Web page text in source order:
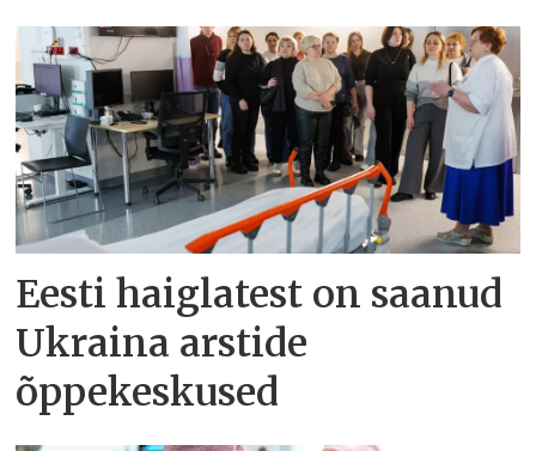
Eesti haiglatest on saanud
Ukraina arstide
õppekeskused